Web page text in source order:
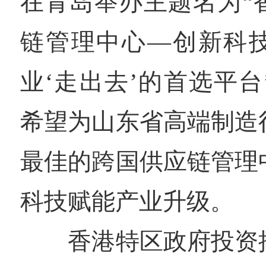
链管理中心—创新科
业‘走出去’的首选平
希望为山东省高端制
最佳的跨国供应链管
科技赋能产业升级。
香港特区政府投资